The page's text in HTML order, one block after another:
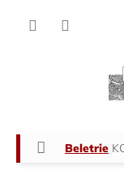
Domů
Beletrie